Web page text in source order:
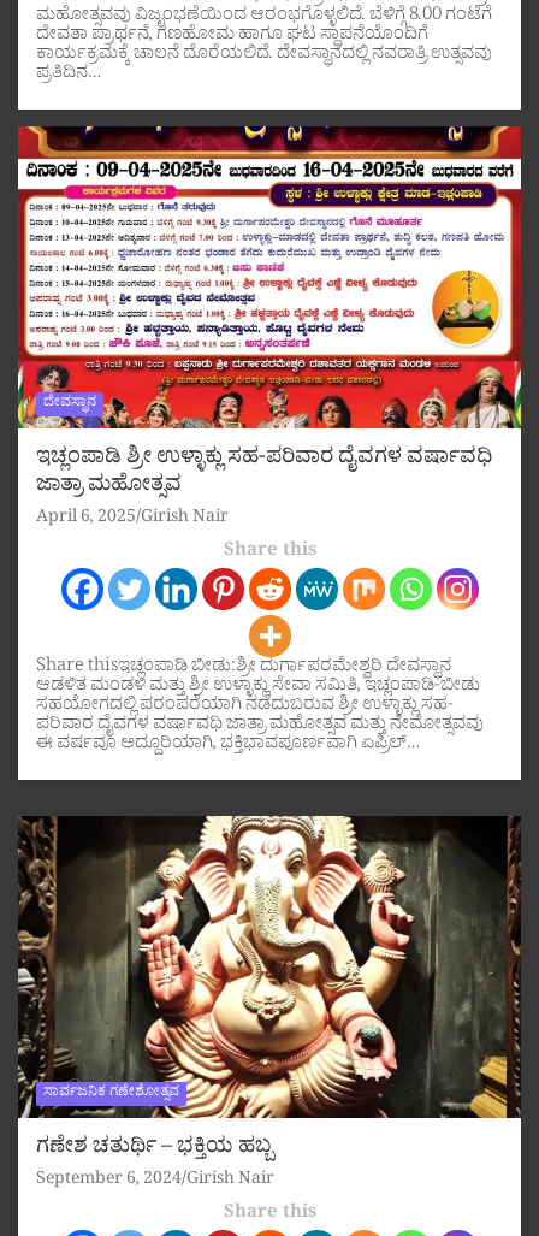
ಮಹೋತ್ಸವವು ವಿಜೃಂಭಣೆಯಿಂದ ಆರಂಭಗೊಳ್ಳಲಿದೆ. ಬೆಳಿಗ್ಗೆ 8.00 ಗಂಟೆಗೆ
ದೇವತಾ ಪ್ರಾರ್ಥನೆ, ಗಣಹೋಮ ಹಾಗೂ ಘಟ ಸ್ಥಾಪನೆಯೊಂದಿಗೆ
ಕಾರ್ಯಕ್ರಮಕ್ಕೆ ಚಾಲನೆ ದೊರೆಯಲಿದೆ. ದೇವಸ್ಥಾನದಲ್ಲಿ ನವರಾತ್ರಿ ಉತ್ಸವವು
ಪ್ರತಿದಿನ…
ದೇವಸ್ಥಾನ
ಇಚ್ಲಂಪಾಡಿ ಶ್ರೀ ಉಳ್ಳಾಕ್ಲು ಸಹ-ಪರಿವಾರ ದೈವಗಳ ವರ್ಷಾವಧಿ
ಜಾತ್ರಾ ಮಹೋತ್ಸವ
April 6, 2025 Girish Nair
Share this
Share thisಇಚ್ಲಂಪಾಡಿ ಬೀಡು:ಶ್ರೀ ದುರ್ಗಾಪರಮೇಶ್ವರಿ ದೇವಸ್ಥಾನ
ಆಡಳಿತ ಮಂಡಳಿ ಮತ್ತು ಶ್ರೀ ಉಳ್ಳಾಕ್ಲು ಸೇವಾ ಸಮಿತಿ, ಇಚ್ಲಂಪಾಡಿ-ಬೀಡು
ಸಹಯೋಗದಲ್ಲಿ ಪರಂಪರೆಯಾಗಿ ನಡೆದುಬರುವ ಶ್ರೀ ಉಳ್ಳಾಕ್ಲು ಸಹ-
ಪರಿವಾರ ದೈವಗಳ ವರ್ಷಾವಧಿ ಜಾತ್ರಾ ಮಹೋತ್ಸವ ಮತ್ತು ನೇಮೋತ್ಸವವು
ಈ ವರ್ಷವೂ ಅದ್ದೂರಿಯಾಗಿ, ಭಕ್ತಿಭಾವಪೂರ್ಣವಾಗಿ ಏಪ್ರಿಲ್…
ಸಾರ್ವಜನಿಕ ಗಣೇಶೋತ್ಸವ
ಗಣೇಶ ಚತುರ್ಥಿ – ಭಕ್ತಿಯ ಹಬ್ಬ
September 6, 2024 Girish Nair
Share this